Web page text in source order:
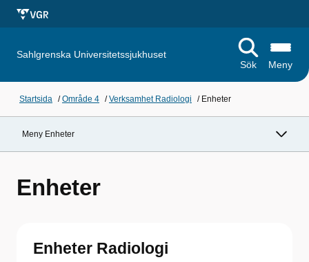
Sahlgrenska Universitetssjukhuset
Sök
Meny
Startsida /Område 4 /Verksamhet Radiologi / Enheter
Meny Enheter
Enheter
Enheter Radiologi